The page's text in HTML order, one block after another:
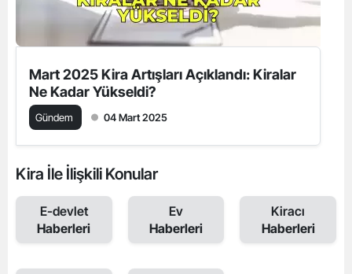
Mart 2025 Kira Artışları Açıklandı: Kiralar
Ne Kadar Yükseldi?
Gündem 04 Mart 2025
Kira İle İlişkili Konular
E-devlet
Haberleri
Ev
Haberleri
Kiracı
Haberleri